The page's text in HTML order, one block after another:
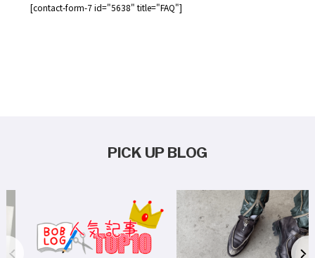
[contact-form-7 id="5638" title="FAQ"]
PICK UP BLOG